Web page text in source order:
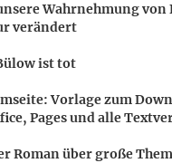
Wahrnehmung von
verändert
ist tot
Vorlage zum
Pages und alle
Roman über große